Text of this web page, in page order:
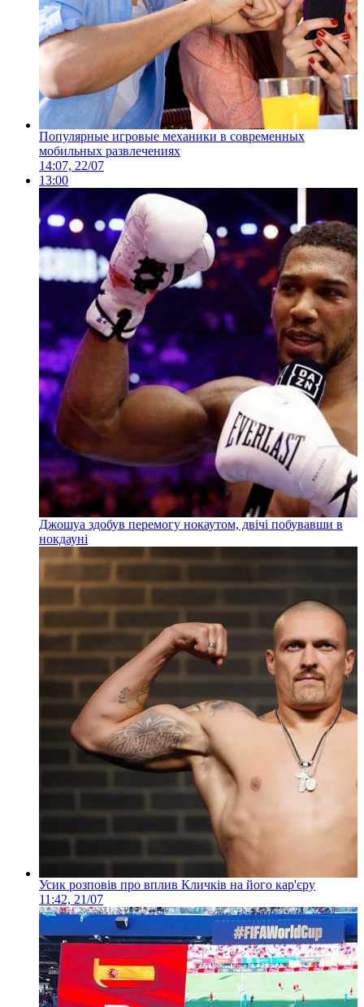
Популярные игровые механики в современных
мобильных развлечениях
14:07, 22/07
13:00
Джошуа здобув перемогу нокаутом, двічі побувавши в
нокдауні
Усик розповів про вплив Кличків на його кар'єру
11:42, 21/07